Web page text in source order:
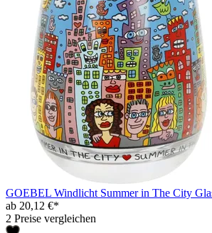
GOEBEL Windlicht Summer in The City
ab 20,12 €*
2 Preise vergleichen